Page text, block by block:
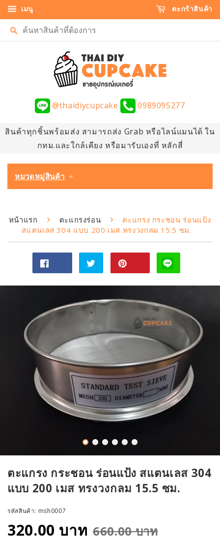
เมนู ตะกร้าสินค้า
ค้นหา
@thaidiycupcake 0989095277
สินค้าทุกชิ้นพร้อมส่ง สามารถส่ง Grab หรือไลน์แมนได้ ใน
กทม.และใกล้เคียง หรือมารับเองที่ หลักสี่
หมวดหมู่สินค้า
หน้าแรก › ตะแกรงร่อน ›
ตะแกรง กระชอน ร่อนแป้ง
สแตนเลส 304 แบบ 200 เมส ทรงวงกลม 15.5 ซม.
ไป
Facebook
ตไป
ทวิ
ต
เตอร์
on
Pinterest
ตะแกรง กระชอน ร่อนแป้ง สแตนเลส 304
แบบ 200 เมส ทรงวงกลม 15.5 ซม.
รหัสสินค้า: msh0007
320.00 บาท 660.00 บาท